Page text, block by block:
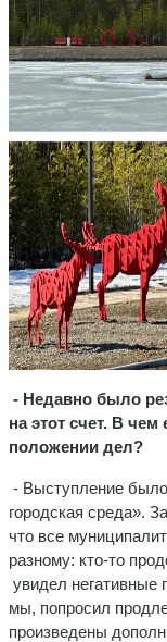
- Недавно было
на этот счет. В чем
положении дел?
- Выступление
городская среда».
что все
разному: кто-то
увидел негативные
мы, попросил
произведены